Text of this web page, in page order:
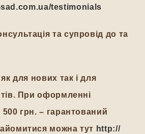
testimonials
та супровід до та
для нових так і для
При оформленні
грн. – гарантований
можна тут http://